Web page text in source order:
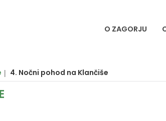
O ZAGORJU
4. Nočni pohod na Klančiše